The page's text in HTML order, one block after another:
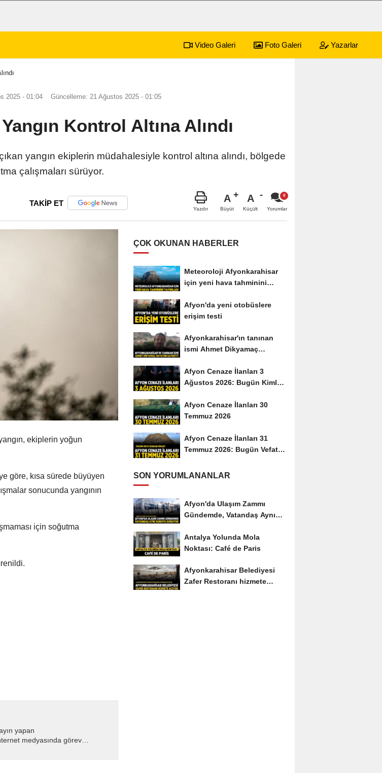
Video Galeri Foto Galeri Yazarlar
2025 - 01:04 Güncelleme: 21 Ağustos 2025 - 01:05
Kontrol Altına Alındı
yangın ekiplerin müdahalesiyle kontrol altına alındı, bölgede
çalışmaları sürüyor.
TAKİP ET
Yazdır
A
Büyüt
A
Küçült Yorumlar
ekiplerin yoğun
göre, kısa sürede büyüyen
sonucunda yangının
için soğutma
yapan
medyasında görev
ÇOK OKUNAN HABERLER
Meteoroloji Afyonkarahisar
için yeni hava tahminini
Afyon'da yeni otobüslere
erişim testi
Afyonkarahisar'ın tanınan
ismi Ahmet Dikyamaç
Afyon Cenaze İlanları 3
Ağustos 2026: Bugün Kimler
Afyon Cenaze İlanları 30
Temmuz 2026
Afyon Cenaze İlanları 31
Temmuz 2026: Bugün Vefat
SON YORUMLANANLAR
Afyon'da Ulaşım Zammı
Gündemde, Vatandaş Aynı
Antalya Yolunda Mola
Noktası: Café de Paris
Afyonkarahisar Belediyesi
Zafer Restoranı hizmete